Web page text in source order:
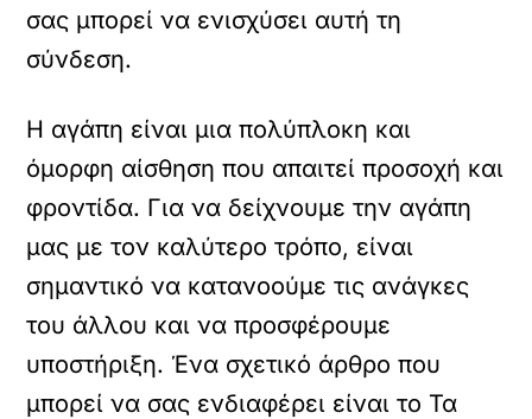
σας μπορεί να ενισχύσει αυτή τη
σύνδεση.
Η αγάπη είναι μια πολύπλοκη και
όμορφη αίσθηση που απαιτεί προσοχή και
φροντίδα. Για να δείχνουμε την αγάπη
μας με τον καλύτερο τρόπο, είναι
σημαντικό να κατανοούμε τις ανάγκες
του άλλου και να προσφέρουμε
υποστήριξη. Ένα σχετικό άρθρο που
μπορεί να σας ενδιαφέρει είναι το Τα